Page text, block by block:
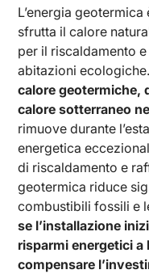
L’energia
sfrutta il calore
per il riscaldamento
abitazioni ecologiche.
calore geotermiche,
calore sotterraneo
rimuove durante
energetica
di riscaldamento e
geotermica riduce
combustibili fossili e
se l’installazione
risparmi energetici
compensare